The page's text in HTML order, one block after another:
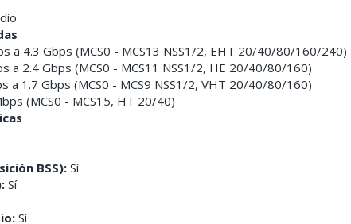
a 4.3 Gbps (MCS0 - MCS13 NSS1/2, EHT 20/40/80/160/240)
a 2.4 Gbps (MCS0 - MCS11 NSS1/2, HE 20/40/80/160)
a 1.7 Gbps (MCS0 - MCS9 NSS1/2, VHT 20/40/80/160)
(MCS0 - MCS15, HT 20/40)
BSS): Sí
Sí
Sí